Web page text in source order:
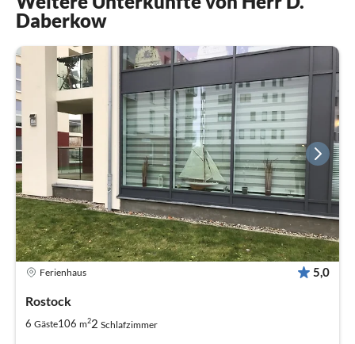
Daberkow
Ferienhaus 5,0
Rostock
6 Gäste106 m22 Schlafzimmer